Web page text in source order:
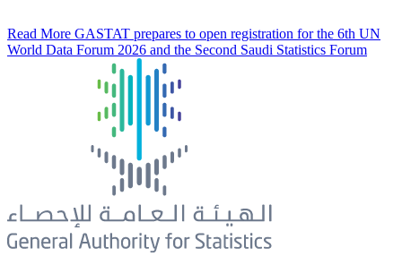
Read More GASTAT prepares to open registration for the 6th UN
World Data Forum 2026 and the Second Saudi Statistics Forum